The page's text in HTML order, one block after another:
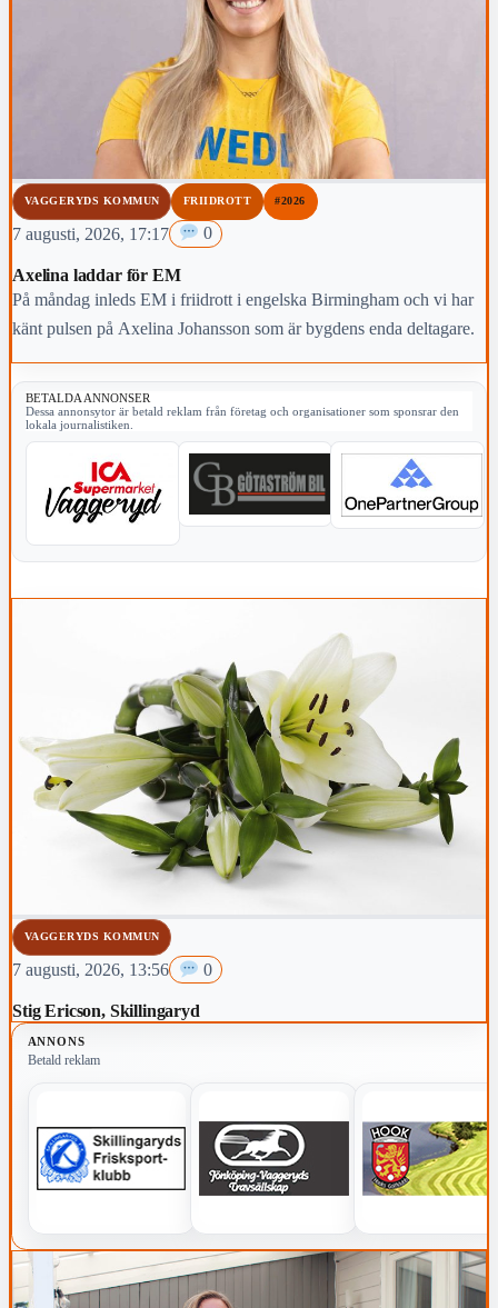
VAGGERYDS KOMMUN FRIIDROTT #2026
7 augusti, 2026, 17:17 0
Axelina laddar för EM
På måndag inleds EM i friidrott i engelska Birmingham och vi har
känt pulsen på Axelina Johansson som är bygdens enda deltagare.
BETALDA ANNONSER
Dessa annonsytor är betald reklam från företag och organisationer som sponsrar den
lokala journalistiken.
VAGGERYDS KOMMUN
7 augusti, 2026, 13:56 0
Stig Ericson, Skillingaryd
ANNONS
Betald reklam